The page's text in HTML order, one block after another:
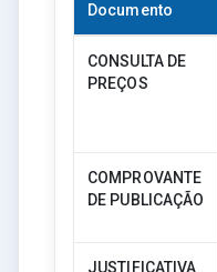
Documento
CONSULTA DE
PREÇOS
COMPROVANTE
DE PUBLICAÇÃO
JUSTIFICATIVA